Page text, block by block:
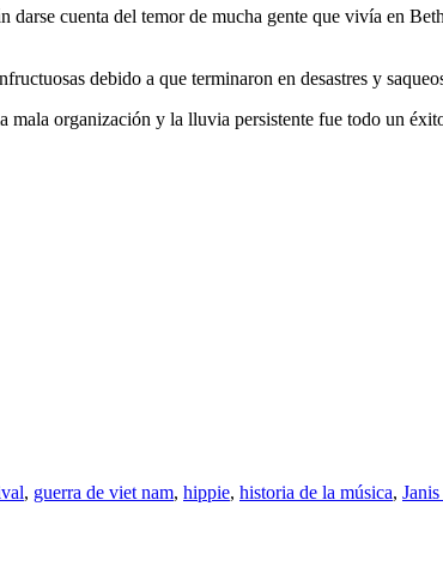
cuenta del temor de mucha gente que vivía en
debido a que terminaron en desastres y
mala organización y la lluvia persistente fue todo un
, guerra de viet nam, hippie, historia de la música,